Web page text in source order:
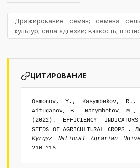
Дражирование семян; семена
культур; сила адгезии; вязкость;
ЦИТИРОВАНИЕ
Osmonov, Y., Kasymbekov,
Aituganov, B., Narymbetov,
(2022). EFFICIENCY
SEEDS OF AGRICULTURAL CROPS .
Kyrgyz National Agrarian
210-216.